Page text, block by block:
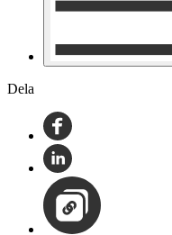
Dela